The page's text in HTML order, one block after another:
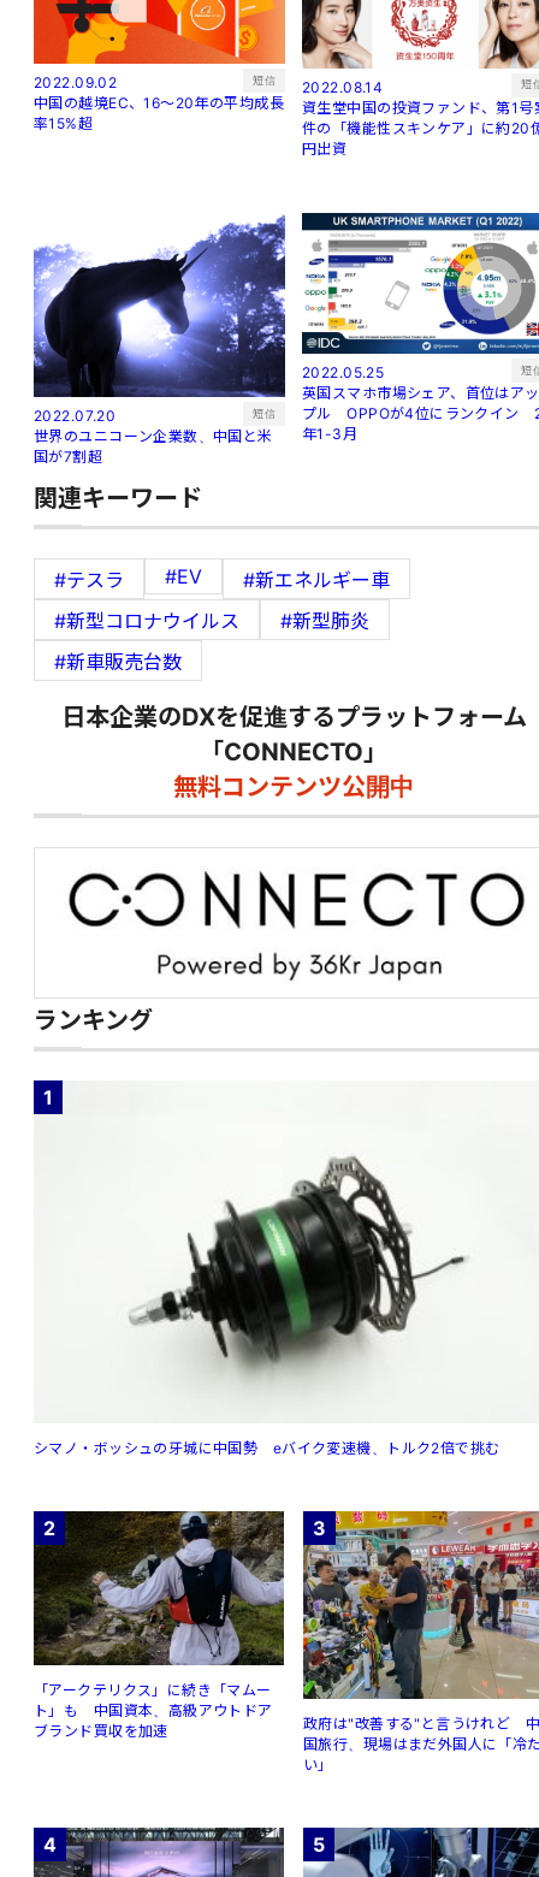
2022.09.02 短信
中国の越境EC、16～20年の平均成長
率15%超
2022.08.14 短
資生堂中国の投資ファンド、第1号
件の「機能性スキンケア」に約20
円出資
2022.07.20 短信
世界のユニコーン企業数、中国と米
国が7割超
2022.05.25 短
英国スマホ市場シェア、首位はアッ
プル OPPOが4位にランクイン
年1-3月
関連キーワード
#テスラ #EV
#新エネルギー車
#新型コロナウイルス
#新型肺炎
#新車販売台数
日本企業のDXを促進するプラットフォーム
「CONNECTO」
無料コンテンツ公開中
ランキング
1
シマノ・ボッシュの牙城に中国勢 eバイク変速機、トルク2倍で挑む
2
「アークテリクス」に続き「マムー
ト」も 中国資本、高級アウトドア
ブランド買収を加速
3
政府は"改善する"と言うけれど
国旅行、現場はまだ外国人に「冷
い」
4 5